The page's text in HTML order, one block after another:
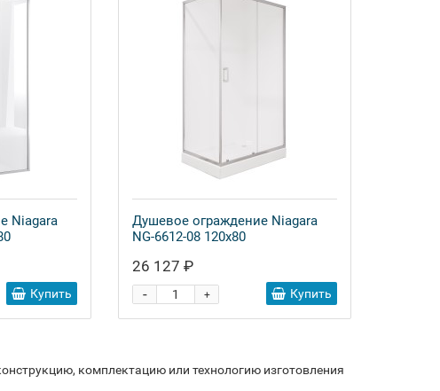
Niagara
Купить
Душевое ограждение Niagara
NG-6612-08 120x80
26 127 ₽
+
- Купить
комплектацию или технологию изготовления